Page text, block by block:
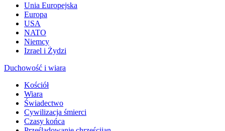
Unia Europejska
Europa
USA
NATO
Niemcy
Izrael i Żydzi
Duchowość i wiara
Kościół
Wiara
Świadectwo
Cywilizacja śmierci
Czasy końca